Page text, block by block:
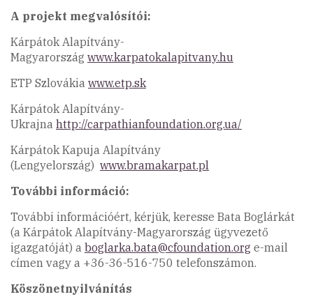
A projekt megvalósítói:
Kárpátok Alapítvány-
Magyarország www.karpatokalapitvany.hu
ETP Szlovákia www.etp.sk
Kárpátok Alapítvány-
Ukrajna http://carpathianfoundation.org.ua/
Kárpátok Kapuja Alapítvány
(Lengyelország) www.bramakarpat.pl
További információ:
További információért, kérjük, keresse Bata Boglárkát
(a Kárpátok Alapítvány-Magyarország ügyvezető
igazgatóját) a boglarka.bata@cfoundation.org e-mail
címen vagy a +36-36-516-750 telefonszámon.
Köszönetnyilvánítás